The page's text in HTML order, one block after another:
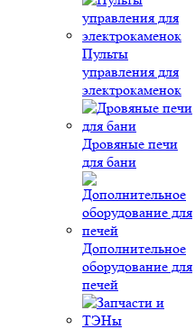
Пульты
управления для
электрокаменок
Дровяные печи
для бани
Дополнительное
оборудование для
печей